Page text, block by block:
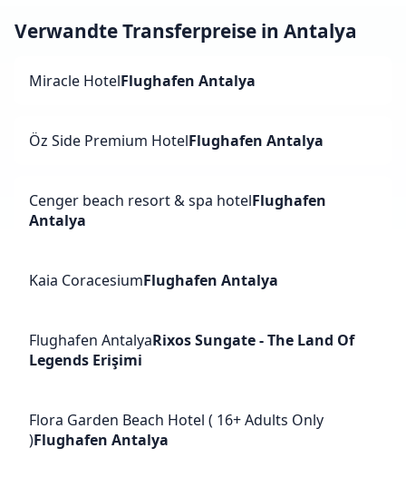
Verwandte Transferpreise in Antalya
Miracle HotelFlughafen Antalya
Öz Side Premium HotelFlughafen Antalya
Cenger beach resort & spa hotelFlughafen
Antalya
Kaia CoracesiumFlughafen Antalya
Flughafen AntalyaRixos Sungate - The Land Of
Legends Erişimi
Flora Garden Beach Hotel ( 16+ Adults Only
)Flughafen Antalya